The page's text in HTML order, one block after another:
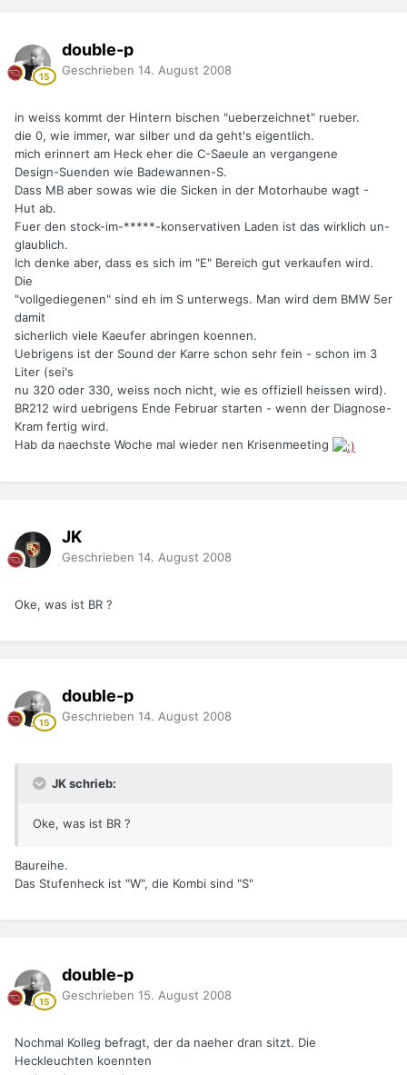
double-p
Geschrieben 14. August 2008
in weiss kommt der Hintern bischen "ueberzeichnet" rueber.
die 0, wie immer, war silber und da geht's eigentlich.
mich erinnert am Heck eher die C-Saeule an vergangene
Design-Suenden wie Badewannen-S.
Dass MB aber sowas wie die Sicken in der Motorhaube wagt -
Hut ab.
Fuer den stock-im-*****-konservativen Laden ist das wirklich un-
glaublich.
Ich denke aber, dass es sich im "E" Bereich gut verkaufen wird.
Die
"vollgediegenen" sind eh im S unterwegs. Man wird dem BMW 5er
damit
sicherlich viele Kaeufer abringen koennen.
Uebrigens ist der Sound der Karre schon sehr fein - schon im 3
Liter (sei's
nu 320 oder 330, weiss noch nicht, wie es offiziell heissen wird).
BR212 wird uebrigens Ende Februar starten - wenn der Diagnose-
Kram fertig wird.
Hab da naechste Woche mal wieder nen Krisenmeeting
JK
Geschrieben 14. August 2008
Oke, was ist BR ?
double-p
Geschrieben 14. August 2008
JK schrieb:
Oke, was ist BR ?
Baureihe.
Das Stufenheck ist "W", die Kombi sind "S"
double-p
Geschrieben 15. August 2008
Nochmal Kolleg befragt, der da naeher dran sitzt. Die
Heckleuchten koennten